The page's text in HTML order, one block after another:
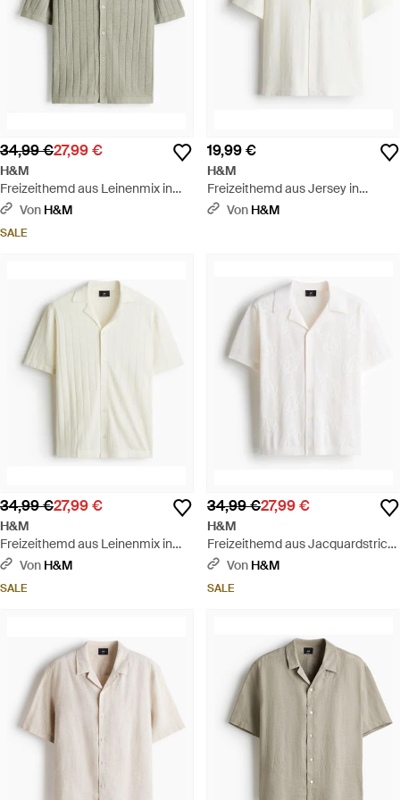
34,99 €27,99 €
H&M
Freizeithemd aus Leinenmix in
Regular Fit - Grau
Von H&M
SALE
19,99 €
H&M
Freizeithemd aus Jersey in
Regular Fit - Weiß
Von H&M
34,99 €27,99 €
H&M
Freizeithemd aus Leinenmix in
Regular Fit - Weiß
Von H&M
SALE
34,99 €27,99 €
H&M
Freizeithemd aus Jacquardstrick
in Regular Fit - Weiß
Von H&M
SALE